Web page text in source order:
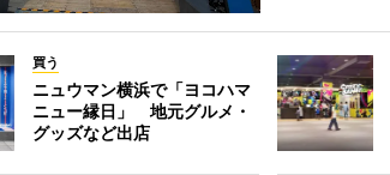
買う
ニュウマン横浜で「ヨコハマ
ニュー縁日」 地元グルメ・
グッズなど出店